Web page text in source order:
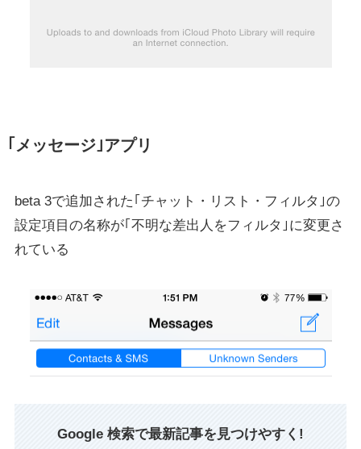
｢メッセージ｣アプリ
beta 3で追加された｢チャット・リスト・フィルタ｣の
設定項目の名称が｢不明な差出人をフィルタ｣に変更さ
れている
Google 検索で最新記事を見つけやすく!